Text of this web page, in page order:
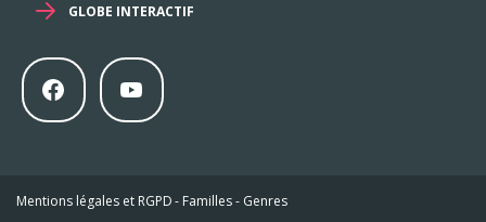
GLOBE INTERACTIF
Mentions légales et RGPD- Familles- Genres